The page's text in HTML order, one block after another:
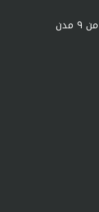
خيرك هو مشروع لجمع الملابس المستعملة من ٩ مدن